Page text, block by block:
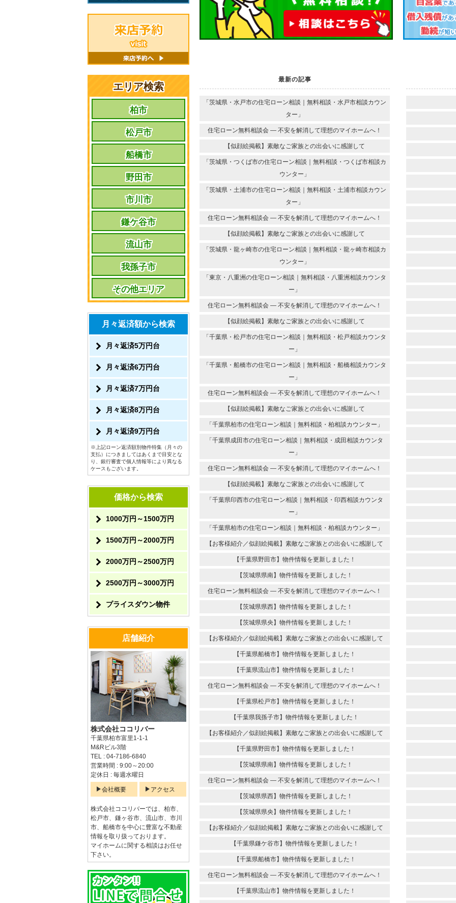
最新の記事
「茨城県・水戸市の住宅ローン相談｜無料相談・水戸市相談カウン
ター」
住宅ローン無料相談会 ― 不安を解消して理想のマイホームへ！
【似顔絵掲載】素敵なご家族との出会いに感謝して
「茨城県・つくば市の住宅ローン相談｜無料相談・つくば市相談カ
ウンター」
「茨城県・土浦市の住宅ローン相談｜無料相談・土浦市相談カウン
ター」
住宅ローン無料相談会 ― 不安を解消して理想のマイホームへ！
【似顔絵掲載】素敵なご家族との出会いに感謝して
「茨城県・龍ヶ崎市の住宅ローン相談｜無料相談・龍ヶ崎市相談カ
ウンター」
「東京・八重洲の住宅ローン相談｜無料相談・八重洲相談カウンタ
ー」
住宅ローン無料相談会 ― 不安を解消して理想のマイホームへ！
【似顔絵掲載】素敵なご家族との出会いに感謝して
「千葉県・松戸市の住宅ローン相談｜無料相談・松戸相談カウンタ
ー」
「千葉県・船橋市の住宅ローン相談｜無料相談・船橋相談カウンタ
ー」
住宅ローン無料相談会 ― 不安を解消して理想のマイホームへ！
【似顔絵掲載】素敵なご家族との出会いに感謝して
「千葉県柏市の住宅ローン相談｜無料相談・柏相談カウンター」
「千葉県成田市の住宅ローン相談｜無料相談・成田相談カウンタ
ー」
住宅ローン無料相談会 ― 不安を解消して理想のマイホームへ！
【似顔絵掲載】素敵なご家族との出会いに感謝して
「千葉県印西市の住宅ローン相談｜無料相談・印西相談カウンタ
ー」
「千葉県柏市の住宅ローン相談｜無料相談・柏相談カウンター」
【お客様紹介／似顔絵掲載】素敵なご家族との出会いに感謝して
【千葉県野田市】物件情報を更新しました！
【茨城県県南】物件情報を更新しました！
住宅ローン無料相談会 ― 不安を解消して理想のマイホームへ！
【茨城県県西】物件情報を更新しました！
【茨城県県央】物件情報を更新しました！
【お客様紹介／似顔絵掲載】素敵なご家族との出会いに感謝して
【千葉県船橋市】物件情報を更新しました！
【千葉県流山市】物件情報を更新しました！
住宅ローン無料相談会 ― 不安を解消して理想のマイホームへ！
【千葉県松戸市】物件情報を更新しました！
【千葉県我孫子市】物件情報を更新しました！
【お客様紹介／似顔絵掲載】素敵なご家族との出会いに感謝して
【千葉県野田市】物件情報を更新しました！
【茨城県県南】物件情報を更新しました！
住宅ローン無料相談会 ― 不安を解消して理想のマイホームへ！
【茨城県県西】物件情報を更新しました！
【茨城県県央】物件情報を更新しました！
【お客様紹介／似顔絵掲載】素敵なご家族との出会いに感謝して
【千葉県鎌ケ谷市】物件情報を更新しました！
【千葉県船橋市】物件情報を更新しました！
住宅ローン無料相談会 ― 不安を解消して理想のマイホームへ！
【千葉県流山市】物件情報を更新しました！
エリア検索
柏市
松戸市
船橋市
野田市
市川市
鎌ケ谷市
流山市
我孫子市
その他エリア
月々返済額から検索
月々返済5万円台
月々返済6万円台
月々返済7万円台
月々返済8万円台
月々返済9万円台
※上記ローン返済額別物件特集（月々の
支払）につきましてはあくまで目安とな
り、銀行審査で個人情報等により異なる
ケースもございます。
価格から検索
1000万円～1500万円
1500万円～2000万円
2000万円～2500万円
2500万円～3000万円
プライスダウン物件
店舗紹介
株式会社ココリバー
千葉県柏市富里1-1-1
M&Rビル3階
TEL : 04-7186-6840
営業時間 : 9:00～20:00
定休日 : 毎週水曜日
会社概要 アクセス
株式会社ココリバーでは、柏市、
松戸市、鎌ヶ谷市、流山市、市川
市、船橋市を中心に豊富な不動産
情報を取り扱っております。
マイホームに関する相談はお任せ
下さい。